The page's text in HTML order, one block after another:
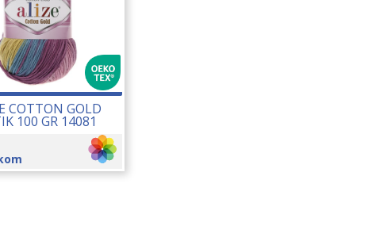
COTTON GOLD
100 GR 14081